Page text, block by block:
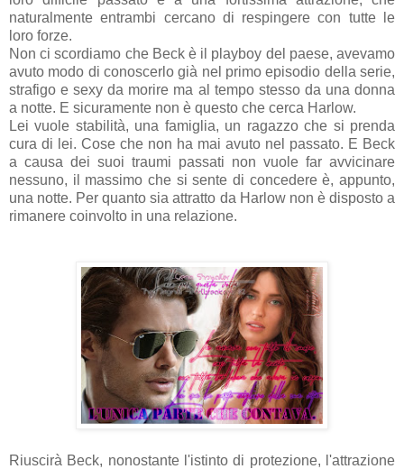
naturalmente entrambi cercano di respingere con tutte le
loro forze.
Non ci scordiamo che Beck è il playboy del paese, avevamo
avuto modo di conoscerlo già nel primo episodio della serie,
strafigo e sexy da morire ma al tempo stesso da una donna
a notte. E sicuramente non è questo che cerca Harlow.
Lei vuole stabilità, una famiglia, un ragazzo che si prenda
cura di lei. Cose che non ha mai avuto nel passato. E Beck
a causa dei suoi traumi passati non vuole far avvicinare
nessuno, il massimo che si sente di concedere è, appunto,
una notte. Per quanto sia attratto da Harlow non è disposto a
rimanere coinvolto in una relazione.
Riuscirà Beck, nonostante l'istinto di protezione, l'attrazione